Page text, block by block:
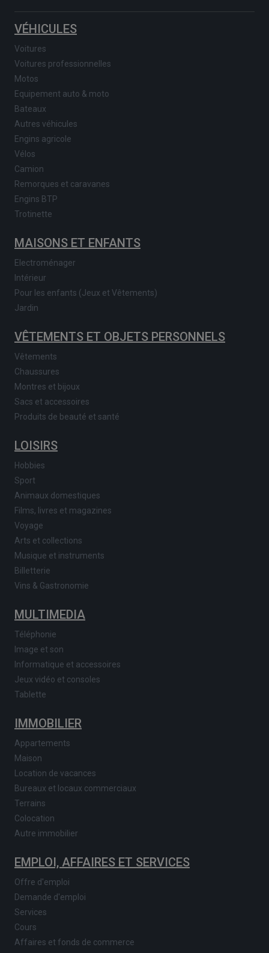
VÉHICULES
Voitures
Voitures professionnelles
Motos
Equipement auto & moto
Bateaux
Autres véhicules
Engins agricole
Vélos
Camion
Remorques et caravanes
Engins BTP
Trotinette
MAISONS ET ENFANTS
Electroménager
Intérieur
Pour les enfants (Jeux et Vêtements)
Jardin
VÊTEMENTS ET OBJETS PERSONNELS
Vêtements
Chaussures
Montres et bijoux
Sacs et accessoires
Produits de beauté et santé
LOISIRS
Hobbies
Sport
Animaux domestiques
Films, livres et magazines
Voyage
Arts et collections
Musique et instruments
Billetterie
Vins & Gastronomie
MULTIMEDIA
Téléphonie
Image et son
Informatique et accessoires
Jeux vidéo et consoles
Tablette
IMMOBILIER
Appartements
Maison
Location de vacances
Bureaux et locaux commerciaux
Terrains
Colocation
Autre immobilier
EMPLOI, AFFAIRES ET SERVICES
Offre d'emploi
Demande d'emploi
Services
Cours
Affaires et fonds de commerce